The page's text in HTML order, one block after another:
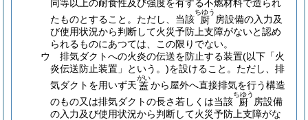
同等以上の耐食性及び強度を有する不燃材料で造られ
たものとすること。 ただし、当該 厨
ちゆう
房設備の入力及
び使用状況から判断して火災予防上支障がないと認め
られるものにあつては、この限りでない。
ウ
排気ダクトへの火炎の伝送を防止する装置(以下「火
炎伝送防止装置」という。)を設けること。 ただし、排
気ダクトを用いず天 蓋
がい
から屋外へ直接排気を行う構造
のもの又は排気ダクトの長さ若しくは当該
厨
ちゆう
房設備
の入力及び使用状況から判断して火災予防上支障がな